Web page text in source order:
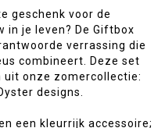
geschenk voor de
in je leven? De Giftbox
verrassing die
combineert. Deze set
uit onze zomercollectie:
designs.
een kleurrijk accessoire;